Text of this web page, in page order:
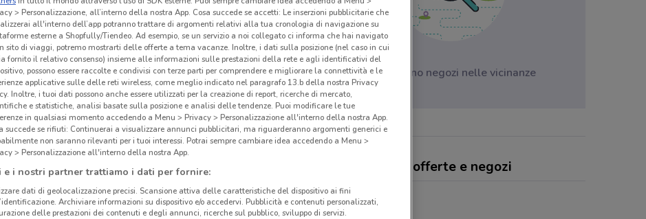
vicinanze
MONTEROTONDO CIAMPINO
Non ci sono negozi nelle vicinanze
GeoTek Center, offerte e negozi
> Personalizzazione, all’interno della nostra App. Cosa succede se accetti: Le inserzioni pubblicitarie che
all'interno dell’app potranno trattare di argomenti relativi alla tua cronologia di navigazione su
esterne a Shopfully/Tiendeo. Ad esempio, se un servizio a noi collegato ci informa che hai navigato
sito di viaggi, potremo mostrarti delle offerte a tema vacanze. Inoltre, i dati sulla posizione (nel caso in cui
fornito il relativo consenso) insieme alle informazioni sulle prestazioni della rete e agli identificativi del
possono essere raccolte e condivisi con terze parti per comprendere e migliorare la connettività e le
applicative sulle delle reti wireless, come meglio indicato nel paragrafo 13.b della nostra Privacy
Inoltre, i tuoi dati possono anche essere utilizzati per la creazione di report, ricerche di mercato,
e statistiche, analisi basate sulla posizione e analisi delle tendenze. Puoi modificare le tue
in qualsiasi momento accedendo a Menu > Privacy > Personalizzazione all'interno della nostra App.
succede se rifiuti: Continuerai a visualizzare annunci pubblicitari, ma riguarderanno argomenti generici e
non saranno rilevanti per i tuoi interessi. Potrai sempre cambiare idea accedendo a Menu >
> Personalizzazione all'interno della nostra App.
e i nostri partner trattiamo i dati per fornire:
dati di geolocalizzazione precisi. Scansione attiva delle caratteristiche del dispositivo ai fini
Archiviare informazioni su dispositivo e/o accedervi. Pubblicità e contenuti personalizzati,
delle prestazioni dei contenuti e degli annunci, ricerche sul pubblico, sviluppo di servizi.